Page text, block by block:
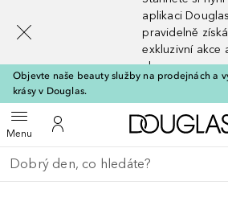
aplikaci
pravidelně
exkluzivní akce
slevy
Objevte naše beauty služby na prodejnách a
krásy v Douglas.
MenuOtevřít menuK mému účtu
Vraťte se
Proveďte vyhledávání
[navigation.slideout.screenreader]